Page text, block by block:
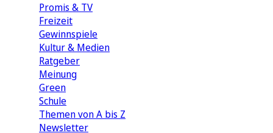
Promis & TV
Freizeit
Gewinnspiele
Kultur & Medien
Ratgeber
Meinung
Green
Schule
Themen von A bis Z
Newsletter